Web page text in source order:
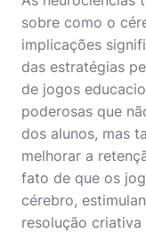
sobre como o
implicações
das estratégias
de jogos
poderosas que
dos alunos, mas
melhorar a
fato de que os
cérebro,
resolução criativa